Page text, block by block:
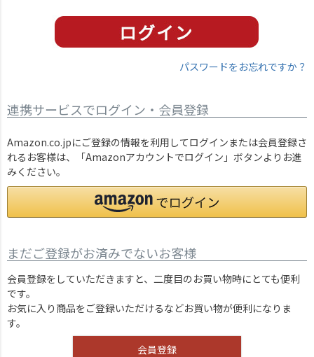
パスワードをお忘れですか？
連携サービスでログイン・会員登録
Amazon.co.jpにご登録の情報を利用してログインまたは会員登録さ
れるお客様は、「Amazonアカウントでログイン」ボタンよりお進
みください。
まだご登録がお済みでないお客様
会員登録をしていただきますと、二度目のお買い物時にとても便利
です。
お気に入り商品をご登録いただけるなどお買い物が便利になりま
す。
会員登録